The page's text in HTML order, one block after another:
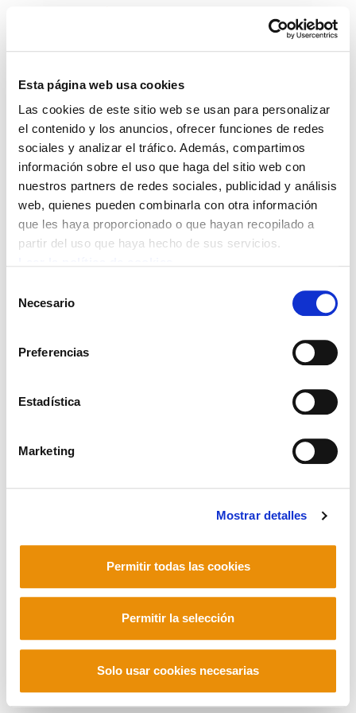
Esta página web usa cookies
Las cookies de este sitio web se usan para personalizar
el contenido y los anuncios, ofrecer funciones de redes
sociales y analizar el tráfico. Además, compartimos
información sobre el uso que haga del sitio web con
nuestros partners de redes sociales, publicidad y análisis
web, quienes pueden combinarla con otra información
que les haya proporcionado o que hayan recopilado a
partir del uso que haya hecho de sus servicios.
Necesario
Preferencias
Estadística
Marketing
Mostrar detalles
Permitir todas las cookies
Permitir la selección
Solo usar cookies necesarias
ELA Astekaria 180
POLÍTICA DE COOKIES
CANAL DE INFORMACIÓN
POLÍTICA DE PRIVACIDAD
MAPA DEL SITIO
ACCESIBILIDAD
Telf. +34 94 403 77 99
Contacto